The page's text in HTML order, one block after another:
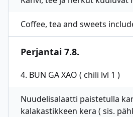
Coffee, tea and sweets
Perjantai 7.8.
4. BUN GA XAO ( chili lvl 1 )
Nuudelisalaatti paistetulla
kalakastikkeen kera ( sis.